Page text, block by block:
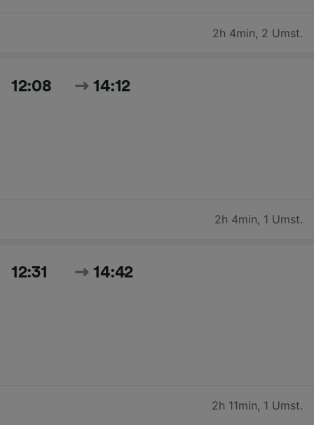
2h 4min, 2 Umst.
12:08 14:12
2h 4min, 1 Umst.
12:31 14:42
2h 11min, 1 Umst.